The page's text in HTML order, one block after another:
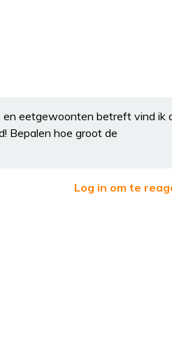
eetgewoonten betreft vind ik
Bepalen hoe groot de
Log in om te